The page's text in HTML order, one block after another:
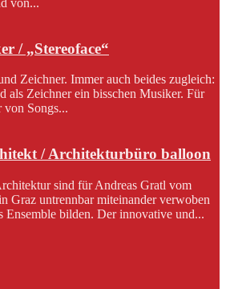
von...
/ „Stereoface“
Zeichner. Immer auch beides zugleich:
als Zeichner ein bisschen Musiker. Für
von Songs...
/ Architekturbüro balloon
sind für Andreas Gratl vom
Graz untrennbar miteinander verwoben
Ensemble bilden. Der innovative und...